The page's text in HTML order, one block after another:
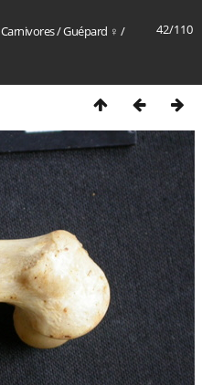
42/110
Carnivores/Guépard ♀ /